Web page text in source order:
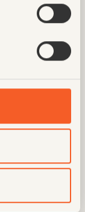
främjar
från projekt till